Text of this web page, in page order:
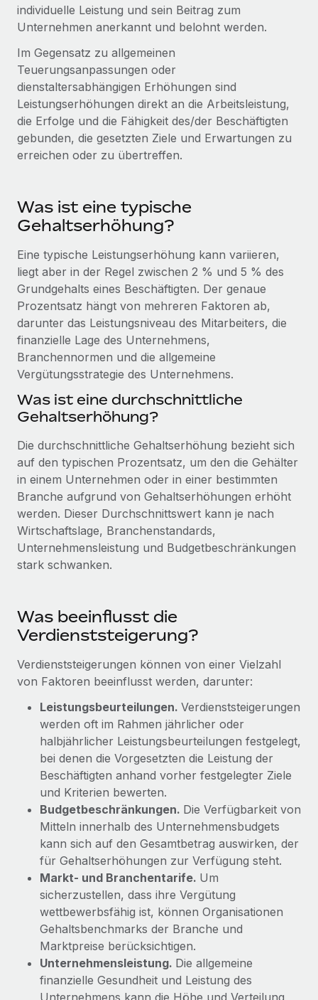
Globales Onboarding und Verwalten von
Freelancer:innen
PEO
Auslagern von komplexen HR-Aufgaben
INFRASTRUKTUR
Remote Embedded
Nahtlose Integration der HR in bestehende Abläufe
Integrierte HR-Kernfunktionen für dein Team
Verknüpfen Neu
Verknüpfung beliebiger KI-Tools mit Remote über unser
MCP
Integrationen
Prozessoptimierung mit unverzichtbaren Business-
Tools
DIENSTLEISTUNGEN
Frag unsere Expert:innen
Hilfe von Expert:innen für globale HR & Compliance
Background-Checks
Einfacheres Bewerber:innen-Screening
Compliance Watchtower
Lückenlose Compliance
Geräteverwaltung
Globale Bereitstellung und Verfolgung von IT-
Gründung von Niederlassungen
Schnelle, rechtssichere Gründung von
Mobilität und Relocation
Benefits
Mühelose Verwaltung von Benefits
Startups
Agile HR- und Payroll-Lösungen für wachsende
Unternehmen
Mittelstand
Maßgeschneiderte HR-Lösungen, um Teams zu
vergrößern
Globale HR für Konzerne und Großunternehmen
PARTNER WERDEN
Strategische Technologiepartner
Flexible Einbettung von Global-HR-Funktionen in deine
Plattform
Partner werden
Entdecke die Möglichkeiten einer Partnerschaft
Beratung zu Integrationen und KI-Automatisierung
FALLSTUDIEN
So hat der KI-Vorreiter Weaviate sein Team mit
Remote um 120 % vergrößert
Weaviate auf einen Blick Weaviate entwickelt KI-basierte
Open-Source-Infrastrukturen. Das...
Mehr erfahren
Strategische Partnerschaft zwischen
Reverse Tech und Remote für Contractor
Management und Payroll
Reverse Tech auf einen Blick Das Gesundheits- und
Wellness-Startup Reverse Tech hat das globale...
Mehr erfahren
Gesamtbeschäftigungskosten
Informationen zu möglichen Währungen und
Abwicklungsfristen für globale Freelancer:innen
LERNEN MIT REMOTE
Forschung und Leitfäden
HR-Glossar
Checklisten und Vorlagen
Bibliothek für Stellenbeschreibungen
Webinare
Events
Newsroom
Informationen zu Gehältern und Qualifikationen
Insights Center
Hol dir Unterstützung
Alle Ressourcen anzeigen
BLOG
Globale Payroll
EOR und PEO
Steuern
BLOG
Neues zu Remote-Produkten: Integration mit
Gusto und Zero und Contractor Management
Plus
Auch im neuen Jahr wollen wir bei Remote Unternehmen
aller Größen dabei unterstützen, die beste...
Mehr erfahren
Wie Phiture 55 Mitarbeiter:innen in 19 Ländern
mit Remote verwaltet
Phiture ist der unumstrittene Marktführer im Bereich der
Wachstumsberatung für mobile Apps. Das...
Mehr erfahren
Nederlands
Français
Deutsch
Español
Português (Portugal)
日本語
한국어
中文（简体）
Anmelden
individuelle Leistung und sein Beitrag zum
Unternehmen anerkannt und belohnt werden.
Im Gegensatz zu allgemeinen
Teuerungsanpassungen oder
dienstaltersabhängigen Erhöhungen sind
Leistungserhöhungen direkt an die Arbeitsleistung,
die Erfolge und die Fähigkeit des/der Beschäftigten
gebunden, die gesetzten Ziele und Erwartungen zu
erreichen oder zu übertreffen.
Was ist eine typische
Gehaltserhöhung?
Eine typische Leistungserhöhung kann variieren,
liegt aber in der Regel zwischen 2 % und 5 % des
Grundgehalts eines Beschäftigten. Der genaue
Prozentsatz hängt von mehreren Faktoren ab,
darunter das Leistungsniveau des Mitarbeiters, die
finanzielle Lage des Unternehmens,
Branchennormen und die allgemeine
Vergütungsstrategie des Unternehmens.
Was ist eine durchschnittliche
Gehaltserhöhung?
Die durchschnittliche Gehaltserhöhung bezieht sich
auf den typischen Prozentsatz, um den die Gehälter
in einem Unternehmen oder in einer bestimmten
Branche aufgrund von Gehaltserhöhungen erhöht
werden. Dieser Durchschnittswert kann je nach
Wirtschaftslage, Branchenstandards,
Unternehmensleistung und Budgetbeschränkungen
stark schwanken.
Was beeinflusst die
Verdienststeigerung?
Verdienststeigerungen können von einer Vielzahl
von Faktoren beeinflusst werden, darunter:
Leistungsbeurteilungen. Verdienststeigerungen
werden oft im Rahmen jährlicher oder
halbjährlicher Leistungsbeurteilungen festgelegt,
bei denen die Vorgesetzten die Leistung der
Beschäftigten anhand vorher festgelegter Ziele
und Kriterien bewerten.
Budgetbeschränkungen. Die Verfügbarkeit von
Mitteln innerhalb des Unternehmensbudgets
kann sich auf den Gesamtbetrag auswirken, der
für Gehaltserhöhungen zur Verfügung steht.
Markt- und Branchentarife. Um
sicherzustellen, dass ihre Vergütung
wettbewerbsfähig ist, können Organisationen
Gehaltsbenchmarks der Branche und
Marktpreise berücksichtigen.
Unternehmensleistung. Die allgemeine
finanzielle Gesundheit und Leistung des
Unternehmens kann die Höhe und Verteilung